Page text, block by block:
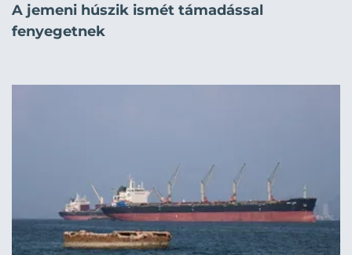
A jemeni húszik ismét támadással
fenyegetnek